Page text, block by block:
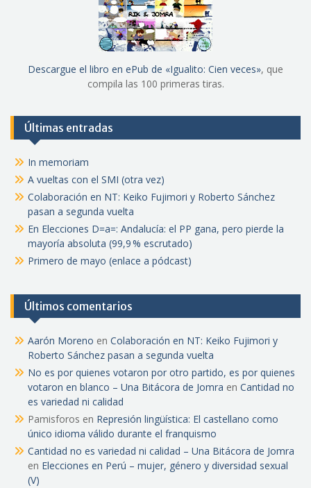
Descargue el libro en ePub de «Igualito: Cien veces», que
compila las 100 primeras tiras.
Últimas entradas
In memoriam
A vueltas con el SMI (otra vez)
Colaboración en NT: Keiko Fujimori y Roberto Sánchez
pasan a segunda vuelta
En Elecciones D=a=: Andalucía: el PP gana, pero pierde la
mayoría absoluta (99,9 % escrutado)
Primero de mayo (enlace a pódcast)
Últimos comentarios
Aarón Moreno en Colaboración en NT: Keiko Fujimori y
Roberto Sánchez pasan a segunda vuelta
No es por quienes votaron por otro partido, es por quienes
votaron en blanco – Una Bitácora de Jomra en Cantidad no
es variedad ni calidad
Pamisforos en Represión lingüística: El castellano como
único idioma válido durante el franquismo
Cantidad no es variedad ni calidad – Una Bitácora de Jomra
en Elecciones en Perú – mujer, género y diversidad sexual
(V)